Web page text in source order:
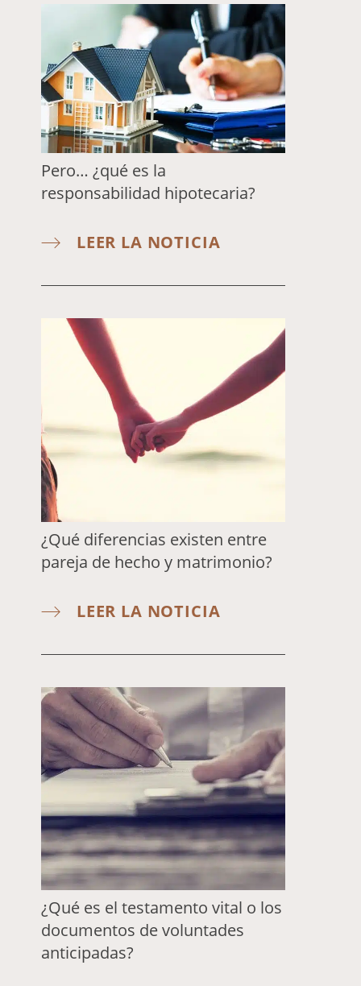
Pero… ¿qué es la
responsabilidad hipotecaria?
LEER LA NOTICIA
¿Qué diferencias existen entre
pareja de hecho y matrimonio?
LEER LA NOTICIA
¿Qué es el testamento vital o los
documentos de voluntades
anticipadas?